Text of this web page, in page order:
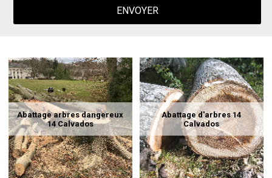
Abattage arbres dangereux
14 Calvados
Abattage d'arbres 14
Calvados